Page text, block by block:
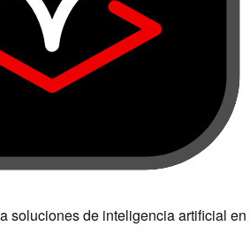
soluciones de inteligencia artificial en